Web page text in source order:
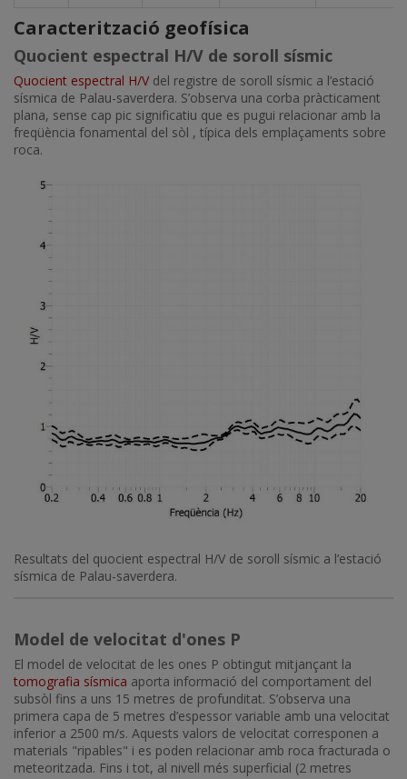
Caracterització geofísica
Quocient espectral H/V de soroll sísmic
Quocient espectral H/V del registre de soroll sísmic a l’estació
sísmica de Palau-saverdera. S’observa una corba pràcticament
plana, sense cap pic significatiu que es pugui relacionar amb la
freqüència fonamental del sòl , típica dels emplaçaments sobre
roca.
Imatge
Resultats del quocient espectral H/V de soroll sísmic a l’estació
sísmica de Palau-saverdera.
Model de velocitat d'ones P
El model de velocitat de les ones P obtingut mitjançant la
tomografia sísmica aporta informació del comportament del
subsòl fins a uns 15 metres de profunditat. S’observa una
primera capa de 5 metres d’espessor variable amb una velocitat
inferior a 2500 m/s. Aquests valors de velocitat corresponen a
materials "ripables" i es poden relacionar amb roca fracturada o
meteoritzada. Fins i tot, al nivell més superficial (2 metres